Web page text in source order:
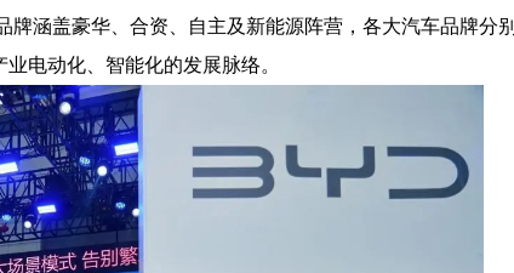
涵盖豪华、合资、自主及新能源阵营，各大汽车品牌分别
电动化、智能化的发展脉络。